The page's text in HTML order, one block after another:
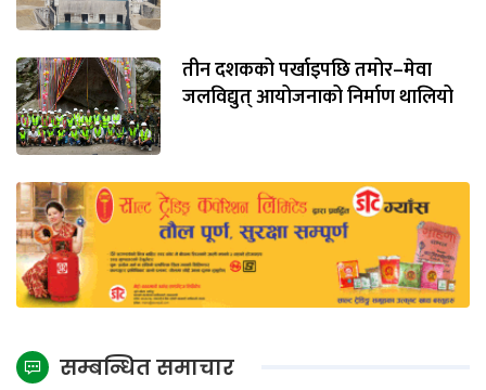
तीन दशकको पर्खाइपछि तमोर–मेवा
जलविद्युत् आयोजनाको निर्माण थालियो
सम्बन्धित समाचार